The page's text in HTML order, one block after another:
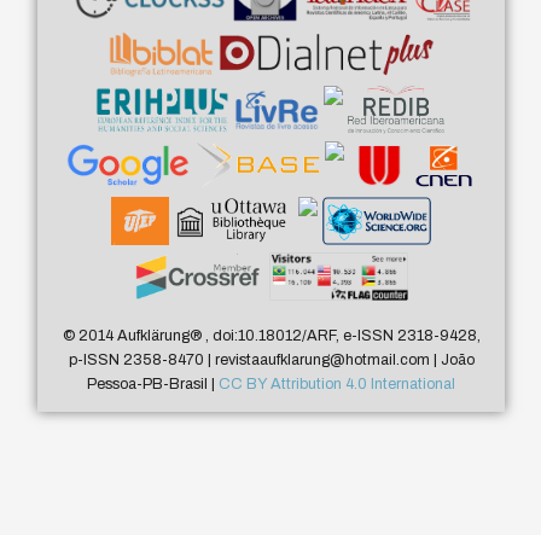
© 2014 Aufklärung®, doi:10.18012/ARF, e-ISSN 2318-9428,
p-ISSN 2358-8470 | revistaaufklarung@hotmail.com | João
Pessoa-PB-Brasil | CC BY Attribution 4.0 International